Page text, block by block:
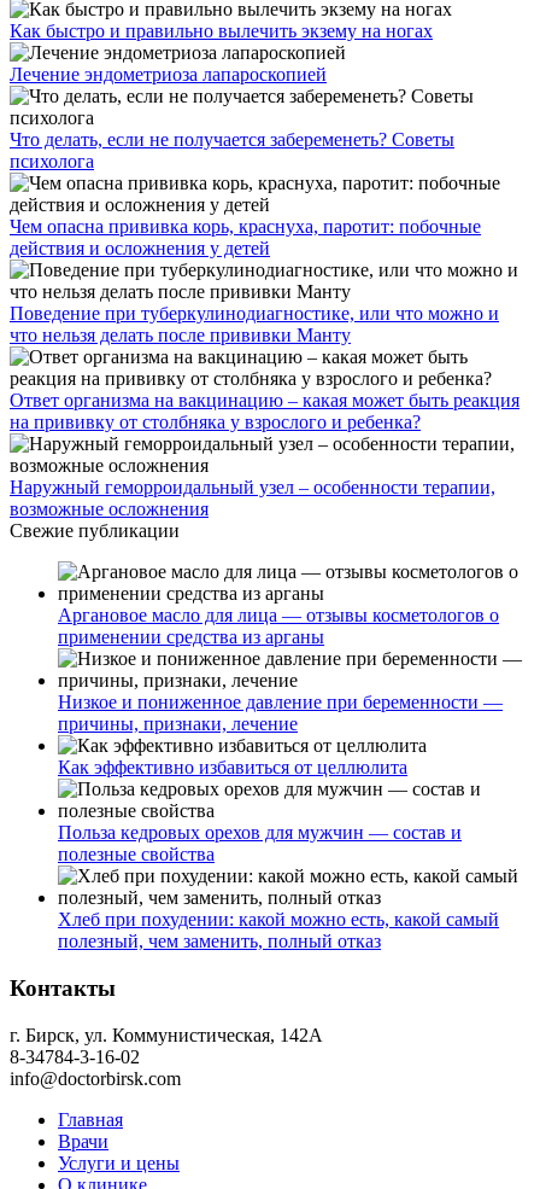
Как быстро и правильно вылечить экзему на ногах
Лечение эндометриоза лапароскопией
Что делать, если не получается забеременеть? Советы
психолога
Чем опасна прививка корь, краснуха, паротит: побочные
действия и осложнения у детей
Поведение при туберкулинодиагностике, или что можно и
что нельзя делать после прививки Манту
Ответ организма на вакцинацию – какая может быть реакция
на прививку от столбняка у взрослого и ребенка?
Наружный геморроидальный узел – особенности терапии,
возможные осложнения
Свежие публикации
Аргановое масло для лица — отзывы косметологов о
применении средства из арганы
Низкое и пониженное давление при беременности —
причины, признаки, лечение
Как эффективно избавиться от целлюлита
Польза кедровых орехов для мужчин — состав и
полезные свойства
Хлеб при похудении: какой можно есть, какой самый
полезный, чем заменить, полный отказ
Контакты
г. Бирск, ул. Коммунистическая, 142А
8-34784-3-16-02
info@doctorbirsk.com
Главная
Врачи
Услуги и цены
О клинике